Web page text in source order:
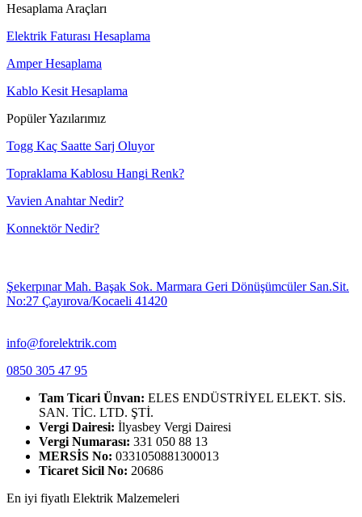
Hesaplama Araçları
Elektrik Faturası Hesaplama
Amper Hesaplama
Kablo Kesit Hesaplama
Popüler Yazılarımız
Togg Kaç Saatte Sarj Oluyor
Topraklama Kablosu Hangi Renk?
Vavien Anahtar Nedir?
Konnektör Nedir?
Şekerpınar Mah. Başak Sok. Marmara Geri Dönüşümcüler San.Sit.
No:27 Çayırova/Kocaeli 41420
info@forelektrik.com
0850 305 47 95
Tam Ticari Ünvan: ELES ENDÜSTRİYEL ELEKT. SİS.
SAN. TİC. LTD. ŞTİ.
Vergi Dairesi: İlyasbey Vergi Dairesi
Vergi Numarası: 331 050 88 13
MERSİS No: 0331050881300013
Ticaret Sicil No: 20686
En iyi fiyatlı Elektrik Malzemeleri